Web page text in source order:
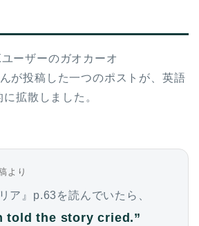
ーザーのガオカーオ
が投稿した一つのポストが、英語
拡散しました。
より
ア』p.63を読んでいたら、
told the story cried.”